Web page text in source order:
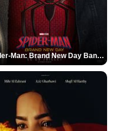
Spider-Man: Brand New Day Bande-annonce VO STFR